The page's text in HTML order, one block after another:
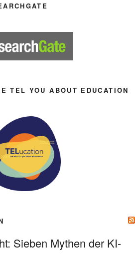
TEL YOU ABOUT EDUCATION
Sieben Mythen der KI-